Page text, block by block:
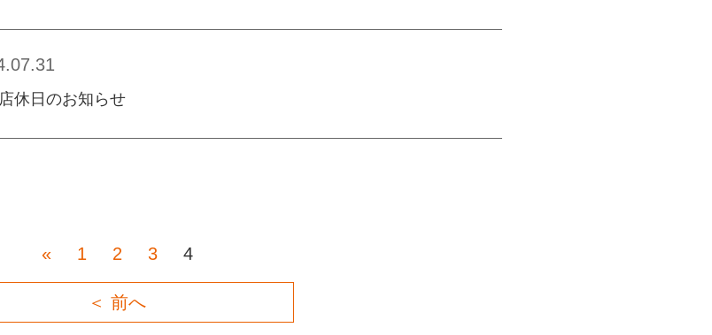
休日のお知らせ
« 1 2 3 4
＜ 前へ